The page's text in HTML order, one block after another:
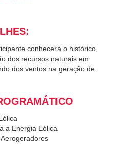
conhecerá o histórico,
dos recursos naturais em
dos ventos na geração de
a Energia Eólica